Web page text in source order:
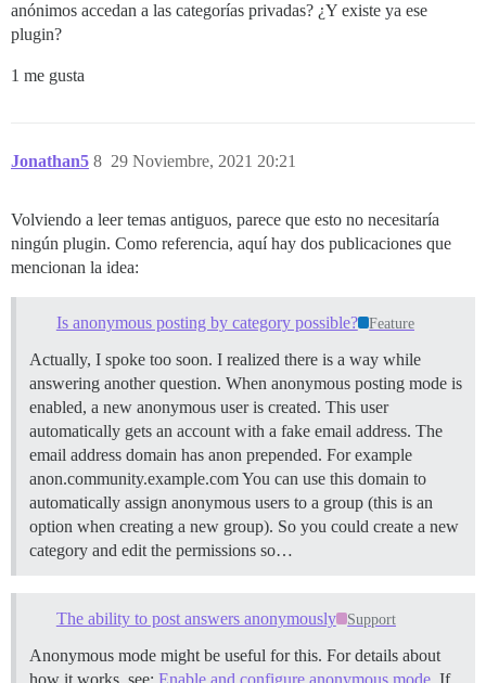
anónimos accedan a las categorías privadas? ¿Y existe ya ese
plugin?
1 me gusta
Jonathan5 29 Noviembre, 2021 20:21
8
Volviendo a leer temas antiguos, parece que esto no necesitaría
ningún plugin. Como referencia, aquí hay dos publicaciones que
mencionan la idea:
Is anonymous posting by category possible? Feature
Actually, I spoke too soon. I realized there is a way while
answering another question. When anonymous posting mode is
enabled, a new anonymous user is created. This user
automatically gets an account with a fake email address. The
email address domain has anon prepended. For example
anon.community.example.com You can use this domain to
automatically assign anonymous users to a group (this is an
option when creating a new group). So you could create a new
category and edit the permissions so…
The ability to post answers anonymously Support
Anonymous mode might be useful for this. For details about
how it works, see: Enable and configure anonymous mode . If